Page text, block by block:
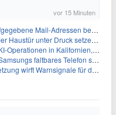
vor 15 Minuten
Mail-Adressen bergen Gefahren
unter Druck setzen lassen
um Rivale Anthropic und OpenAI zu überholen
steigen um 30 % in einem wettbewerbsintensiven Markt
für die Technologieaufsicht auf